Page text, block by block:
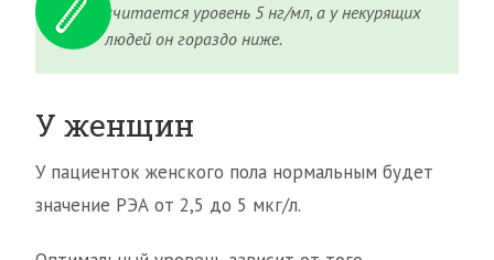
считается уровень 5 нг/мл, а у некурящих
людей он гораздо ниже.
У женщин
У пациенток женского пола нормальным будет
значение РЭА от 2,5 до 5 мкг/л.